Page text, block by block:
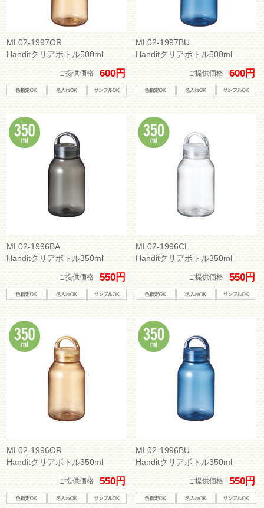
ML02-1997OR
Handitクリアボトル500ml
ご提供価格 600円
ML02-1997BU
Handitクリアボトル500ml
ご提供価格 600円
ML02-1996BA
Handitクリアボトル350ml
ご提供価格 550円
ML02-1996CL
Handitクリアボトル350ml
ご提供価格 550円
ML02-1996OR
Handitクリアボトル350ml
ご提供価格 550円
ML02-1996BU
Handitクリアボトル350ml
ご提供価格 550円